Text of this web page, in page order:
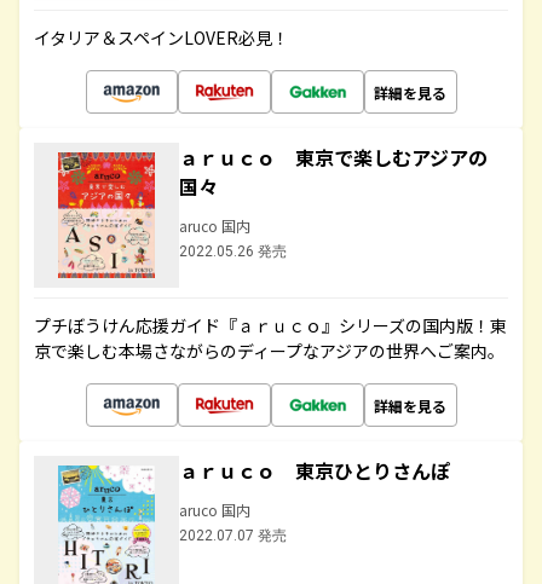
イタリア＆スペインLOVER必見！
詳細を見る
ａｒｕｃｏ 東京で楽しむアジアの
国々
aruco 国内
2022.05.26 発売
プチぼうけん応援ガイド『ａｒｕｃｏ』シリーズの国内版！東
京で楽しむ本場さながらのディープなアジアの世界へご案内。
詳細を見る
ａｒｕｃｏ 東京ひとりさんぽ
aruco 国内
2022.07.07 発売